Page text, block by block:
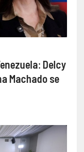
Delcy
Machado se